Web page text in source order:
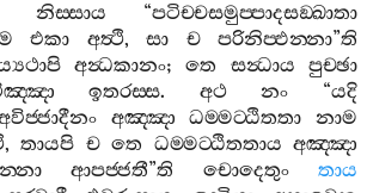
නිස‍්සාය “පටිච‍්චසමුප‍්පාදසඞ‍්ඛාතා
එකා අත්‍ථි, සා ච පරිනිප‍්ඵන‍්නා”ති
අන්‍ධකානං;තෙ සන්‍ධාය
පුච‍්ඡා
ඉතරස‍්ස. අථ නං “යදි
අඤ‍්ඤා ධම‍්මට‍්ඨිතතා
නාම
, තායපි ච තෙ ධම‍්මට‍්ඨිතතාය අඤ‍්ඤා
ආපජ‍්ජතී”ති චොදෙතුං
තාය